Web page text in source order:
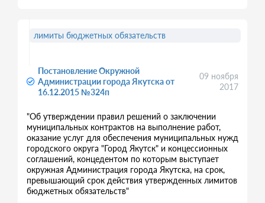
Постановление Окружной
Администрации города Якутска от
16.12.2015 №324п
09 ноября
2017
"Об утверждении правил решений о заключении
муниципальных контрактов на выполнение работ,
оказание услуг для обеспечения муниципальных нужд
городского округа "Город Якутск" и концессионных
соглашений, концедентом по которым выступает
окружная Администрация города Якутска, на срок,
превышающий срок действия утвержденных лимитов
бюджетных обязательств"
лимиты бюджетных обязательств